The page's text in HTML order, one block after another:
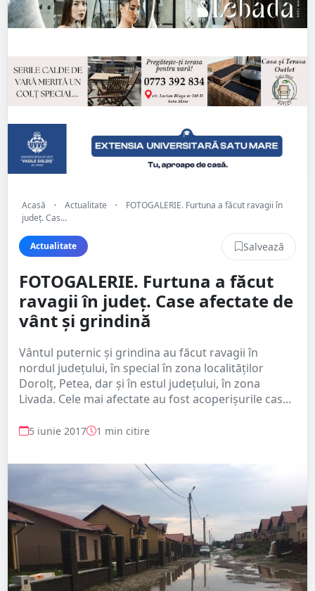
Acasă • Actualitate •
FOTOGALERIE. Furtuna a făcut ravagii în
județ. Cas...
Actualitate Salvează
FOTOGALERIE. Furtuna a făcut
ravagii în județ. Case afectate de
vânt și grindină
Vântul puternic și grindina au făcut ravagii în
nordul județului, în special în zona localităților
Dorolț, Petea, dar și în estul județului, în zona
Livada. Cele mai afectate au fost acoperișurile cas...
5 iunie 2017 1 min citire